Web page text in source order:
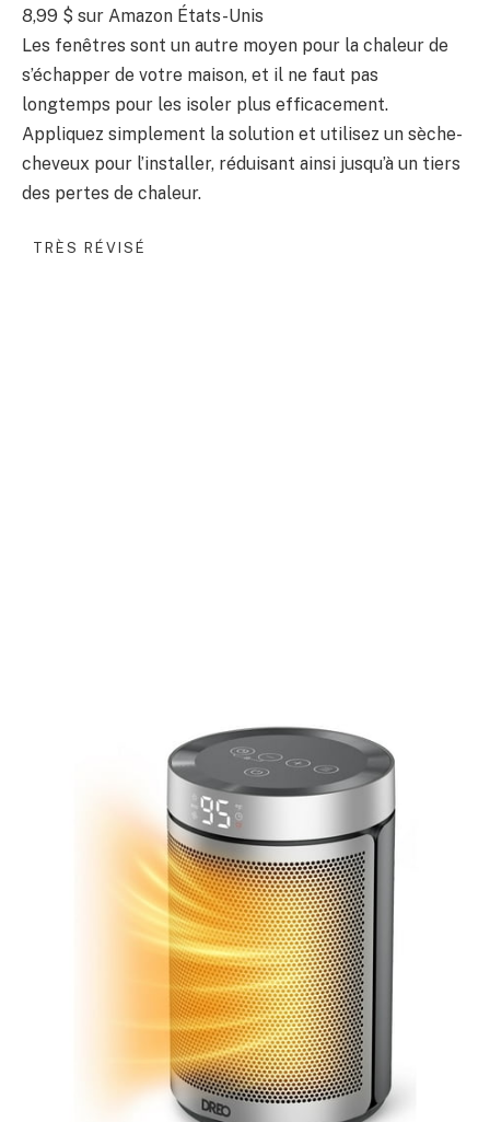
8,99 $ sur Amazon États-Unis
Les fenêtres sont un autre moyen pour la chaleur de
s’échapper de votre maison, et il ne faut pas
longtemps pour les isoler plus efficacement.
Appliquez simplement la solution et utilisez un sèche-
cheveux pour l’installer, réduisant ainsi jusqu’à un tiers
des pertes de chaleur.
TRÈS RÉVISÉ